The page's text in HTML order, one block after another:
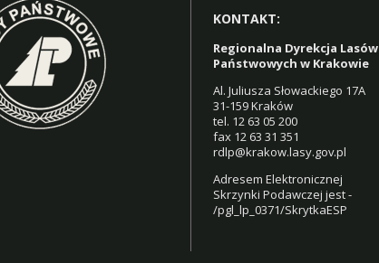
KONTAKT:
Regionalna Dyrekcja Lasów
Państwowych w Krakowie
Al. Juliusza Słowackiego 17A
31-159 Kraków
tel. 12 63 05 200
fax 12 63 31 351
rdlp@krakow.lasy.gov.pl
Adresem Elektronicznej
Skrzynki Podawczej jest -
/pgl_lp_0371/SkrytkaESP